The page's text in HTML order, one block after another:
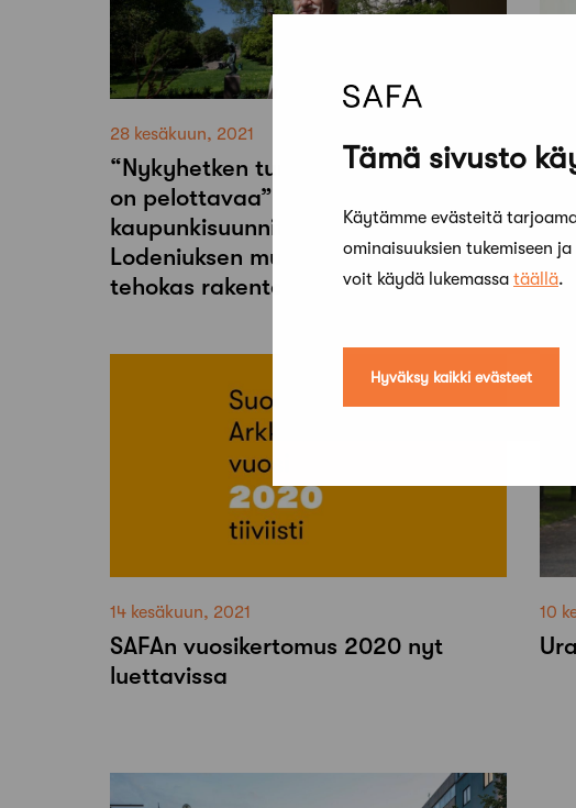
Tämä sivusto
Käytämme evästeitä
ominaisuuksien tukemiseen
voit käydä lukemassa täällä.
Hyväksy kaikki evästeet
28 kesäkuun, 2021
“Nykyhetken turbobuustaustrendi
on pelottavaa” – Palkitun
kaupunkisuunnittelija Staffan
Lodeniuksen mukaan vähemmänkin
tehokas rakentaminen riittäisi
14 kesäkuun, 2021
SAFAn vuosikertomus 2020 nyt
luettavissa
10